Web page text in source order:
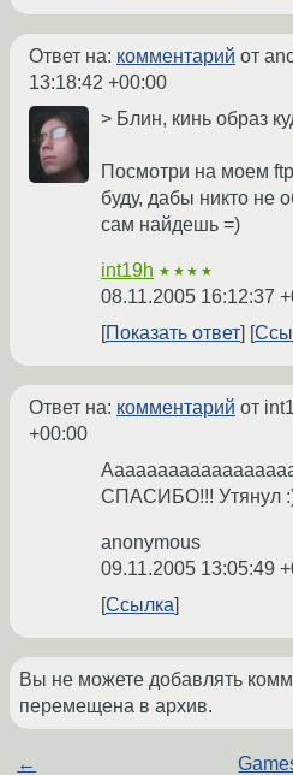
Ответ на: комментарий от
13:18:42 +00:00
> Блин, кинь образ
Посмотри на моем
буду, дабы никто не
сам найдешь =)
int19h ★★★★
08.11.2005 16:12:37
Показать ответ
Ответ на: комментарий от
+00:00
СПАСИБО!!! Утянул
anonymous
09.11.2005 13:05:49
Ссылка
Вы не можете добавлять
перемещена в архив.
←